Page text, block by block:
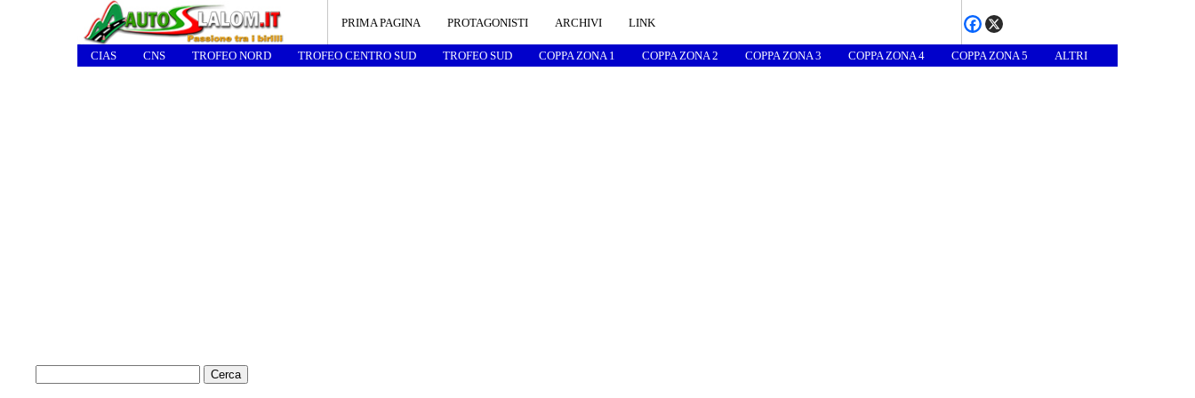
PRIMA PAGINA PROTAGONISTI ARCHIVI LINK
CIAS CNS TROFEO NORD TROFEO CENTRO SUD TROFEO SUD COPPA ZONA 1 COPPA ZONA 2 COPPA ZONA 3 COPPA ZONA 4 COPPA ZONA 5 ALTRI